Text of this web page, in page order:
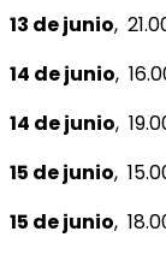
13 de junio,
14 de junio,
14 de junio,
15 de junio,
15 de junio,